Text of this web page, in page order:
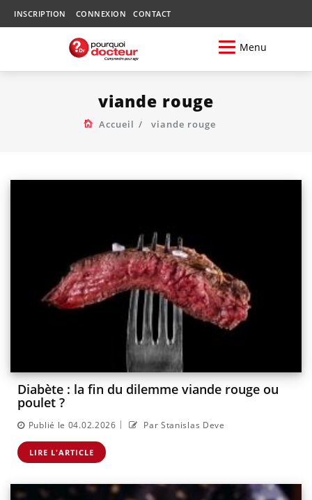
INSCRIPTION CONNEXION CONTACT
Menu
viande rouge
Accueil viande rouge
Diabète : la fin du dilemme viande rouge ou
poulet ?
Publié le 04.02.2026 | Par Stanislas Deve
LIRE L'ARTICLE